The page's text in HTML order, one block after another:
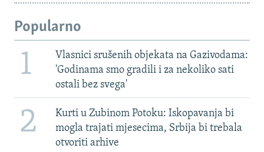
Popularno
1
Vlasnici srušenih objekata na Gazivodama:
'Godinama smo gradili i za nekoliko sati
ostali bez svega'
2
Kurti u Zubinom Potoku: Iskopavanja bi
mogla trajati mjesecima, Srbija bi trebala
otvoriti arhive